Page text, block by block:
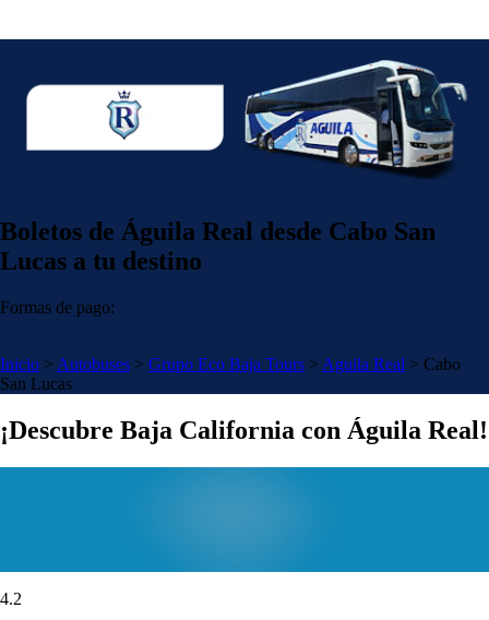
Boletos de Águila Real desde Cabo San
Lucas a tu destino
Formas de pago:
Inicio > Autobuses > Grupo Eco Baja Tours > Aguila Real > Cabo
San Lucas
¡Descubre Baja California con Águila Real!
4.2